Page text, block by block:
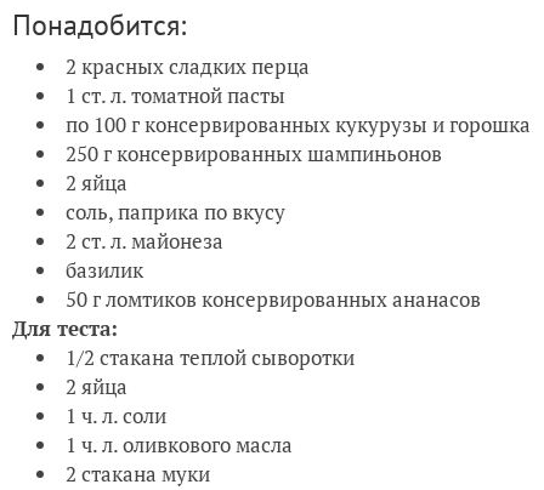
Понадобится:
2 красных сладких перца
1 ст. л. томатной пасты
по 100 г консервированных кукурузы и горошка
250 г консервированных шампиньонов
2 яйца
соль, паприка по вкусу
2 ст. л. майонеза
базилик
50 г ломтиков консервированных ананасов
Для теста:
1/2 стакана теплой сыворотки
2 яйца
1 ч. л. соли
1 ч. л. оливкового масла
2 стакана муки